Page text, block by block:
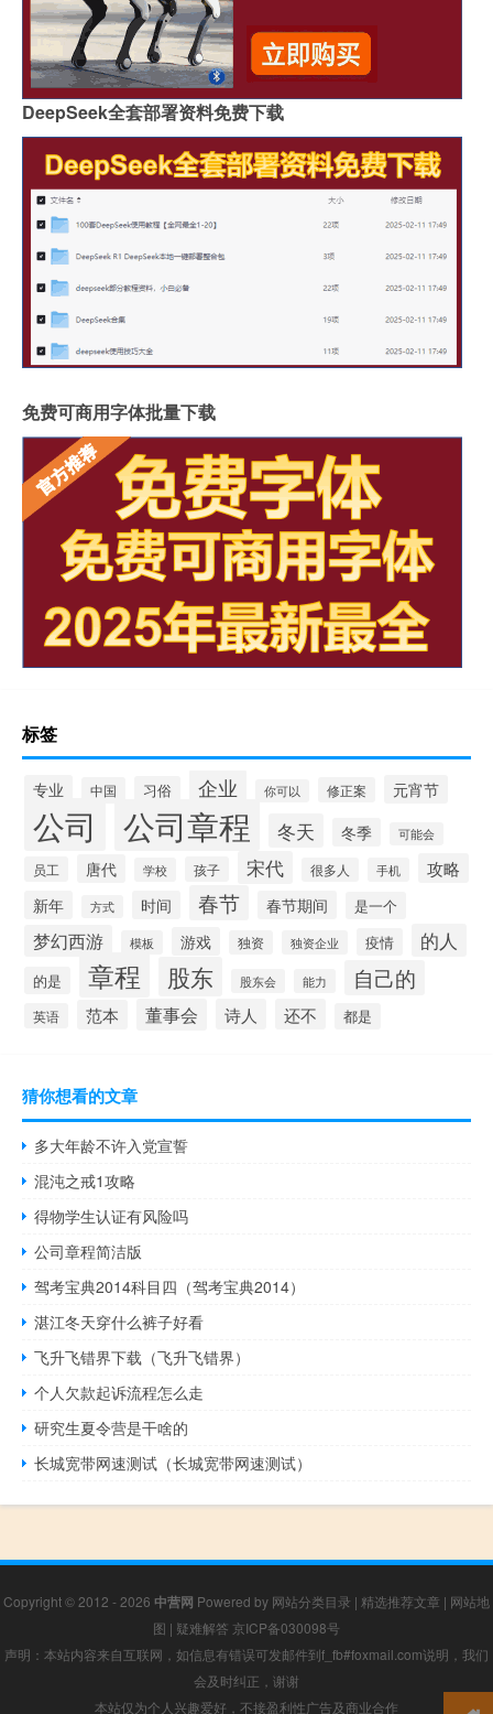
DeepSeek全套部署资料免费下载
免费可商用字体批量下载
标签
专业 中国 习俗 企业 你可以 修正案 元宵节
公司 公司章程 冬天 冬季 可能会
员工 唐代 学校 孩子 宋代 很多人 手机 攻略
新年 方式 时间 春节 春节期间 是一个
梦幻西游 模板 游戏 独资 独资企业 疫情 的人
的是 章程 股东 股东会 能力 自己的
英语 范本 董事会 诗人 还不 都是
猜你想看的文章
多大年龄不许入党宣誓
混沌之戒1攻略
得物学生认证有风险吗
公司章程简洁版
驾考宝典2014科目四（驾考宝典2014）
湛江冬天穿什么裤子好看
飞升飞错界下载（飞升飞错界）
个人欠款起诉流程怎么走
研究生夏令营是干啥的
长城宽带网速测试（长城宽带网速测试）
Copyright © 2012 - 2026 中营网 Powered by 网站分类目录 | 精选推荐文章 | 网站地
图 | 疑难解答 京ICP备030098号
声明：本站内容来自互联网，如信息有错误可发邮件到f_fb#foxmail.com说明，我们
会及时纠正，谢谢
本站仅为个人兴趣爱好，不接盈利性广告及商业合作